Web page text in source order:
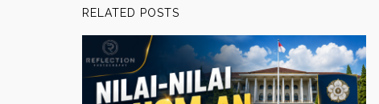
RELATED POSTS